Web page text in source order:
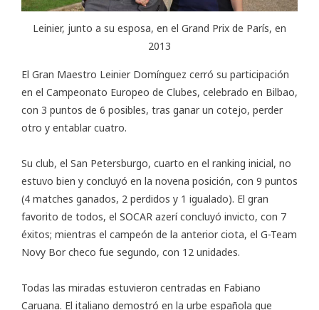
Leinier, junto a su esposa, en el Grand Prix de París, en
2013
El Gran Maestro Leinier Domínguez cerró su participación
en el Campeonato Europeo de Clubes, celebrado en Bilbao,
con 3 puntos de 6 posibles, tras ganar un cotejo, perder
otro y entablar cuatro.
Su club, el San Petersburgo, cuarto en el ranking inicial, no
estuvo bien y concluyó en la novena posición, con 9 puntos
(4 matches ganados, 2 perdidos y 1 igualado). El gran
favorito de todos, el SOCAR azerí concluyó invicto, con 7
éxitos; mientras el campeón de la anterior ciota, el G-Team
Novy Bor checo fue segundo, con 12 unidades.
Todas las miradas estuvieron centradas en Fabiano
Caruana. El italiano demostró en la urbe española que